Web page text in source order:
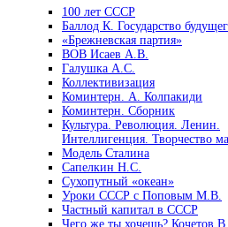
100 лет СССР
Баллод К. Государство
«Брежневская партия»
ВОВ Исаев А.В.
Галушка А.С.
Коллективизация
Коминтерн. А. Колпакиди
Коминтерн. Сборник
Культура. Революция. Ленин.
Интеллигенция. Творчество
Модель Сталина
Сапелкин Н.С.
Сухопутный «океан»
Уроки СССР с Поповым М.В.
Частный капитал в СССР
Чего же ты хочешь? Кочетов В.